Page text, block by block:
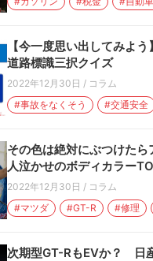
【今一度思い出してみよ
道路標識三択クイズ
2022年12月30日 / コラム
#事故をなくそう
#交通安全
その色は絶対にぶつけた
人泣かせのボディカラー
2022年12月30日 / コラム
#マツダ
#GT-R #修理
次期型GT-RもEVか？ 日